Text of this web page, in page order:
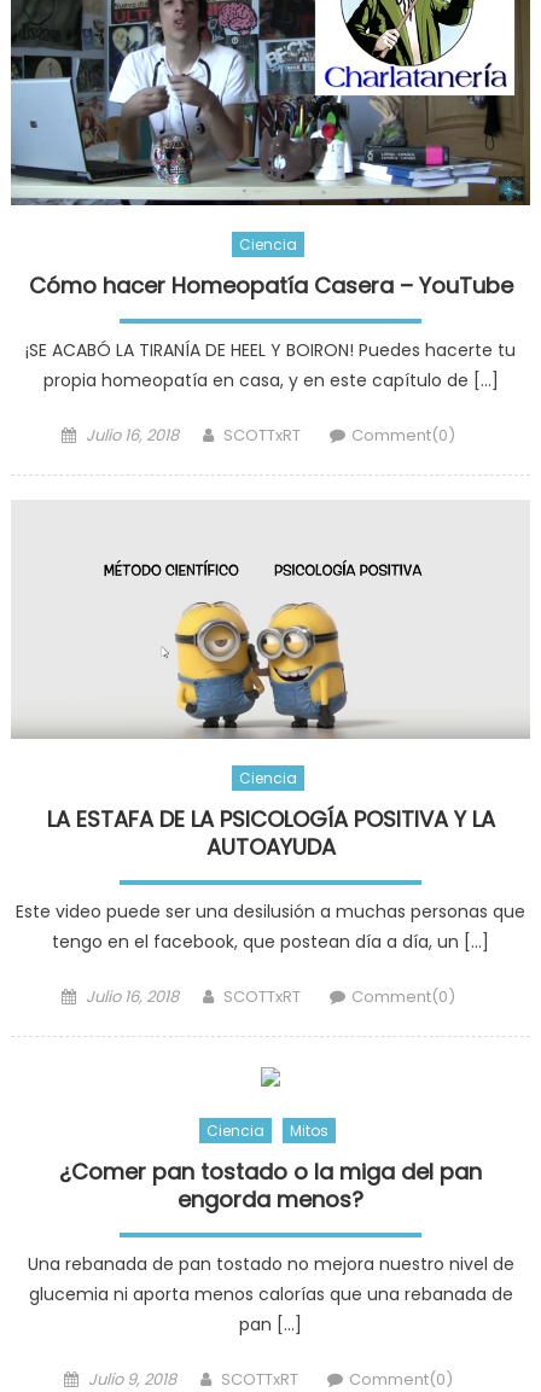
Ciencia
Cómo hacer Homeopatía Casera – YouTube
¡SE ACABÓ LA TIRANÍA DE HEEL Y BOIRON! Puedes hacerte tu
propia homeopatía en casa, y en este capítulo de […]
Posted
Julio 16, 2018 Author
SCOTTxRT Comment(0)
Ciencia
LA ESTAFA DE LA PSICOLOGÍA POSITIVA Y LA
AUTOAYUDA
Este video puede ser una desilusión a muchas personas que
tengo en el facebook, que postean día a día, un […]
Posted
Julio 16, 2018 Author
SCOTTxRT Comment(0)
Ciencia Mitos
¿Comer pan tostado o la miga del pan
engorda menos?
Una rebanada de pan tostado no mejora nuestro nivel de
glucemia ni aporta menos calorías que una rebanada de
pan […]
Posted
Julio 9, 2018 Author
SCOTTxRT Comment(0)